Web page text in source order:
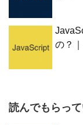
の？
読んでもらっ